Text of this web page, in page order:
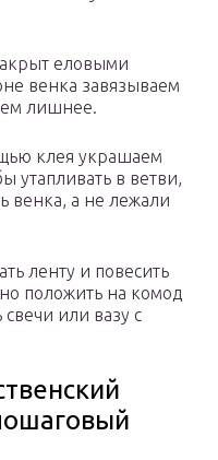
еловыми
венка завязываем
лишнее.
клея украшаем
утапливать в ветви,
венка, а не лежали
ленту и повесить
положить на комод
свечи или вазу с